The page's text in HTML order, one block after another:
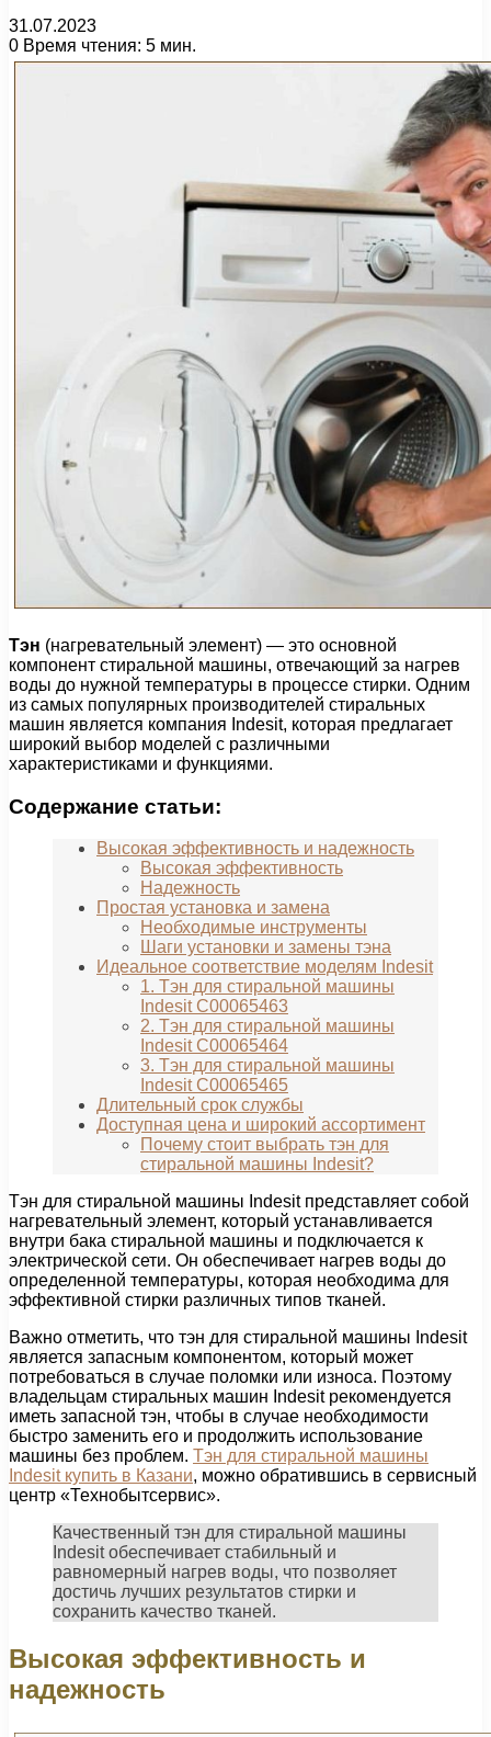
31.07.2023
0 Время чтения: 5 мин.
Тэн (нагревательный элемент) — это основной
компонент стиральной машины, отвечающий за нагрев
воды до нужной температуры в процессе стирки. Одним
из самых популярных производителей стиральных
машин является компания Indesit, которая предлагает
широкий выбор моделей с различными
характеристиками и функциями.
Содержание статьи:
Высокая эффективность и надежность
Высокая эффективность
Надежность
Простая установка и замена
Необходимые инструменты
Шаги установки и замены тэна
Идеальное соответствие моделям Indesit
1. Тэн для стиральной машины
Indesit C00065463
2. Тэн для стиральной машины
Indesit C00065464
3. Тэн для стиральной машины
Indesit C00065465
Длительный срок службы
Доступная цена и широкий ассортимент
Почему стоит выбрать тэн для
стиральной машины Indesit?
Тэн для стиральной машины Indesit представляет собой
нагревательный элемент, который устанавливается
внутри бака стиральной машины и подключается к
электрической сети. Он обеспечивает нагрев воды до
определенной температуры, которая необходима для
эффективной стирки различных типов тканей.
Важно отметить, что тэн для стиральной машины Indesit
является запасным компонентом, который может
потребоваться в случае поломки или износа. Поэтому
владельцам стиральных машин Indesit рекомендуется
иметь запасной тэн, чтобы в случае необходимости
быстро заменить его и продолжить использование
машины без проблем. Тэн для стиральной машины
Indesit купить в Казани, можно обратившись в сервисный
центр «Технобытсервис».
Качественный тэн для стиральной машины
Indesit обеспечивает стабильный и
равномерный нагрев воды, что позволяет
достичь лучших результатов стирки и
сохранить качество тканей.
Высокая эффективность и
надежность